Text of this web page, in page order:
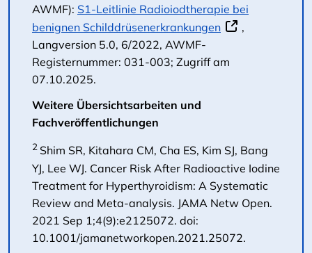
AWMF): S1-Leitlinie Radioiodtherapie bei
benignen Schilddrüsenerkrankungen
,
Langversion 5.0, 6/2022, AWMF-
Registernummer: 031-003; Zugriff am
07.10.2025.
Weitere Übersichtsarbeiten und
Fachveröffentlichungen
2 Shim SR, Kitahara CM, Cha ES, Kim SJ, Bang
YJ, Lee WJ. Cancer Risk After Radioactive Iodine
Treatment for Hyperthyroidism: A Systematic
Review and Meta-analysis. JAMA Netw Open.
2021 Sep 1;4(9):e2125072. doi:
10.1001/jamanetworkopen.2021.25072.